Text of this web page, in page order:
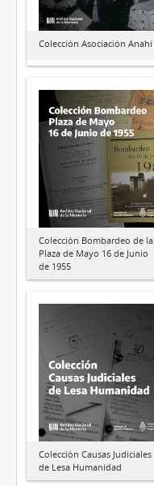
Colección Asociación Anahí
Colección Bombardeo de la
Plaza de Mayo 16 de Junio
de 1955
Colección Causas Judiciales
de Lesa Humanidad